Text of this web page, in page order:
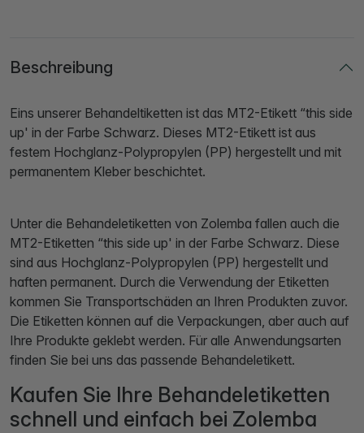
Beschreibung
Eins unserer Behandeltiketten ist das MT2-Etikett “this side
up' in der Farbe Schwarz. Dieses MT2-Etikett ist aus
festem Hochglanz-Polypropylen (PP) hergestellt und mit
permanentem Kleber beschichtet.
Unter die Behandeletiketten von Zolemba fallen auch die
MT2-Etiketten “this side up' in der Farbe Schwarz. Diese
sind aus Hochglanz-Polypropylen (PP) hergestellt und
haften permanent. Durch die Verwendung der Etiketten
kommen Sie Transportschäden an Ihren Produkten zuvor.
Die Etiketten können auf die Verpackungen, aber auch auf
Ihre Produkte geklebt werden. Für alle Anwendungsarten
finden Sie bei uns das passende Behandeletikett.
Kaufen Sie Ihre Behandeletiketten
schnell und einfach bei Zolemba